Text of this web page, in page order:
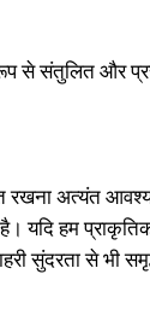
से संतुलित और
रखना अत्यंत
है। यदि हम
सुंदरता से भी